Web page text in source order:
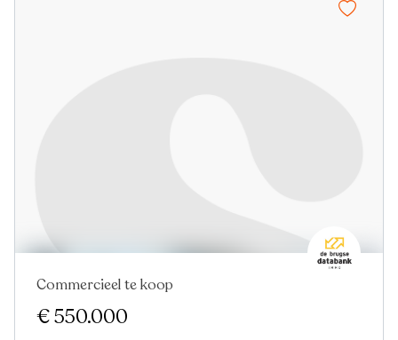
Commercieel te koop
€ 550.000